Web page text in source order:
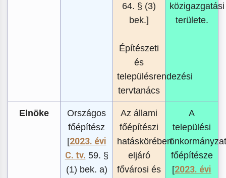
64. § (3)
bek.]
Építészeti
és
településrendezési
tervtanács
közigazgatási
területe.
Elnöke
Országos
főépítész
[2023. évi
C. tv. 59. §
(1) bek. a)
Az állami
főépítészi
hatáskörében
eljáró
fővárosi és
A
települési
önkormányzat
főépítésze
[2023. évi